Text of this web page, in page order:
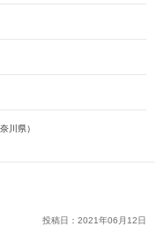
降から聞こえるミシッカタッ
ミラー格納
コン類は問題ないのです
いので、夜間最初はボタンを
すがやはりあった方が見やす
出足をゆっくりとさせる方向
サい 私
とエコ運転モニタ？が配置さ
はなかなかカッコいいメータ
明のメーターになっていま
川県）
投稿日： 2021年06 月 12日